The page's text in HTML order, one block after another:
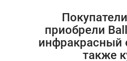
приобрели
инфракрасный
также